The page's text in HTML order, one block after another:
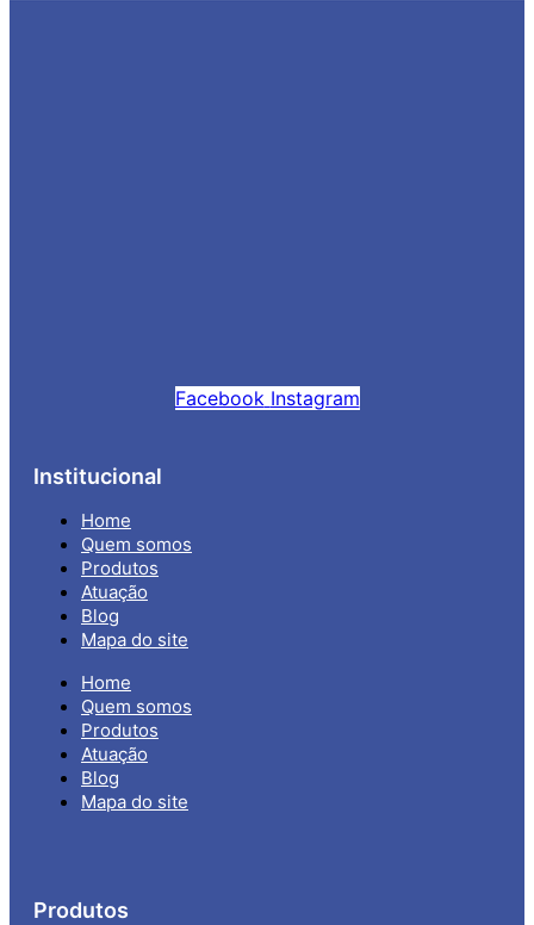
Facebook Instagram
Institucional
Home
Quem somos
Produtos
Atuação
Blog
Mapa do site
Home
Quem somos
Produtos
Atuação
Blog
Mapa do site
Produtos